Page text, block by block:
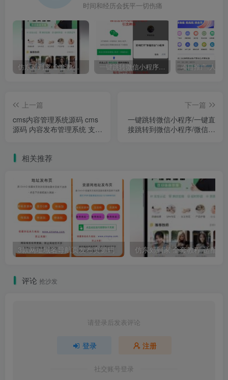
时间和经历会抚平一切伤痛
仿东郊到家 全套教程 适配公众号/小程序/APP 同城到家 同城推拿 技师入驻 一键跳转微信小程序/一键直接跳转到微信小程序/微信小程序引流推广/快手短信APP浏览器
上一篇
cms内容管理系统源码 cms
源码 内容发布管理系统 支持
下一篇
一键跳转微信小程序/一键直
接跳转到微信小程序/微信小
相关推荐
3款网址域名导航页发布页源码
评论 抢沙发
请登录后发表评论
登录 注册
社交账号登录